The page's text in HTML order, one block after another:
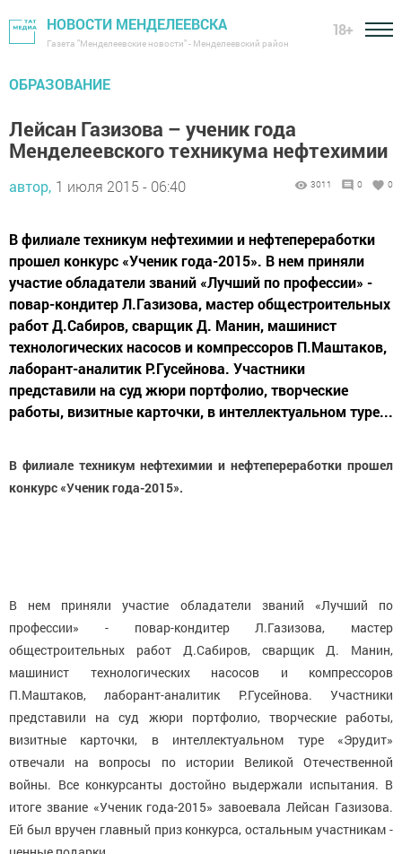
НОВОСТИ МЕНДЕЛЕЕВСКА
Газета "Менделеевские новости" - Менделеевский район
18+
ОБРАЗОВАНИЕ
Лейсан Газизова – ученик года
Менделеевского техникума нефтехимии
автор, 1 июля 2015 - 06:40 3011 0 0
В филиале техникум нефтехимии и нефтепереработки
прошел конкурс «Ученик года-2015». В нем приняли
участие обладатели званий «Лучший по профессии» -
повар-кондитер Л.Газизова, мастер общестроительных
работ Д.Сабиров, сварщик Д. Манин, машинист
технологических насосов и компрессоров П.Маштаков,
лаборант-аналитик Р.Гусейнова. Участники
представили на суд жюри портфолио, творческие
работы, визитные карточки, в интеллектуальном туре...
В филиале техникум нефтехимии и нефтепереработки прошел
конкурс «Ученик года-2015».
В нем приняли участие обладатели званий «Лучший по
профессии» - повар-кондитер Л.Газизова, мастер
общестроительных работ Д.Сабиров, сварщик Д. Манин,
машинист технологических насосов и компрессоров
П.Маштаков, лаборант-аналитик Р.Гусейнова. Участники
представили на суд жюри портфолио, творческие работы,
визитные карточки, в интеллектуальном туре «Эрудит»
отвечали на вопросы по истории Великой Отечественной
войны. Все конкурсанты достойно выдержали испытания. В
итоге звание «Ученик года-2015» завоевала Лейсан Газизова.
Ей был вручен главный приз конкурса, остальным участникам -